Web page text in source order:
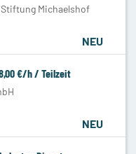
Michaelshof
NEU
€/h / Teilzeit
NEU